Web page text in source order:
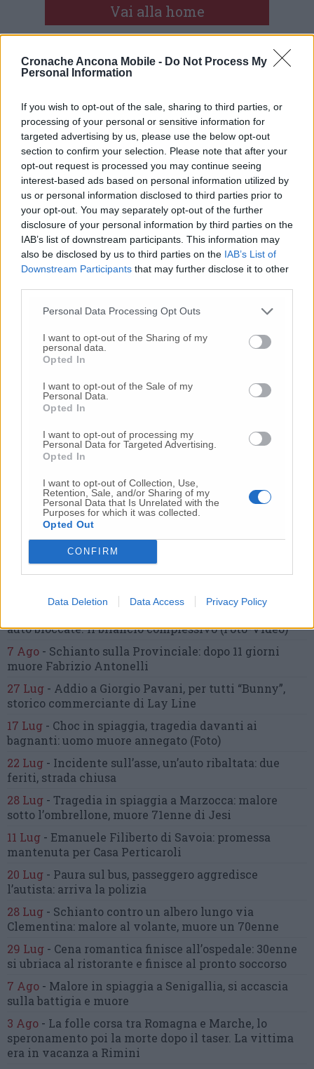
Cronache Ancona Mobile - Do Not Process My
Personal Information
If you wish to opt-out of the sale, sharing to third parties, or
processing of your personal or sensitive information for
targeted advertising by us, please use the below opt-out
section to confirm your selection. Please note that after your
opt-out request is processed you may continue seeing
interest-based ads based on personal information utilized by
us or personal information disclosed to third parties prior to
your opt-out. You may separately opt-out of the further
disclosure of your personal information by third parties on the
IAB’s list of downstream participants. This information may
also be disclosed by us to third parties on the IAB’s List of
Downstream Participants that may further disclose it to other
Personal Data Processing Opt Outs
I want to opt-out of the Sharing of my
personal data.
Opted In
I want to opt-out of the Sale of my
Personal Data.
Opted In
I want to opt-out of processing my
Personal Data for Targeted Advertising.
Opted In
I want to opt-out of Collection, Use,
Retention, Sale, and/or Sharing of my
Personal Data that Is Unrelated with the
Purposes for which it was collected.
Opted Out
CONFIRM
Data Deletion Data Access Privacy Policy
Vai alla home
Commenti
Nessun commento presente
Commenta
Commenta l'articolo
orrore all’asilo, arrestate due educatrici
26 Lug-Scontro tra auto e moto a Numana:
24 Lug-Maltrattamenti all’asilo, parla il sindaco:
«Notifica arrivata in mattinata,
sono andati lì»
-Fermato col taser,muore in ospedale dopo un
inseguimento.
-Tragedia a Marzocca,donna travolta e uccisa
da un treno(Foto)
7 Ago-Dà in escandescenze in spiaggia al Passetto.
Arrivano polizia ed Esercito
20 Lug-Cordoglio a Fabriano per la scomparsa
auto bloccate.Il bilancio complessivo(Foto-Video)
7 Ago - Schianto sulla Provinciale: dopo 11 giorni
muore Fabrizio Antonelli
27 Lug - Addio a Giorgio Pavani, per tutti “Bunny”,
storico commerciante di Lay Line
17 Lug - Choc in spiaggia, tragedia davanti ai
bagnanti:uomo muore annegato (Foto)
22 Lug - Incidente sull’asse, un’auto ribaltata: due
feriti, strada chiusa
28 Lug - Tragedia in spiaggia a Marzocca: malore
sotto l’ombrellone, muore 71enne di Jesi
11 Lug - Emanuele Filiberto di Savoia: promessa
mantenuta per Casa Perticaroli
20 Lug - Paura sul bus, passeggero aggredisce
l’autista: arriva la polizia
28 Lug - Schianto contro un albero lungo via
Clementina: malore al volante, muore un 70enne
29 Lug - Cena romantica finisce all’ospedale: 30enne
si ubriaca al ristorante e finisce al pronto soccorso
7 Ago - Malore in spiaggia a Senigallia, si accascia
sulla battigia e muore
3 Ago - La folle corsa tra Romagna e Marche, lo
speronamento poi la morte dopo il taser. La vittima
era in vacanza a Rimini